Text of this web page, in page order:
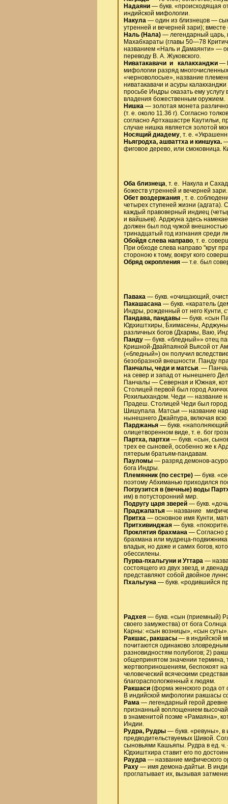
Надаяни— букв. «происходящая
индийской мифологии.
Накула— один из близнецов —
утренней и вечерней зари);
Наль (Нала)— легендарный царь,
Махабхараты (главы 50—78
названием «Наль и Дамаянти» —
переводу В. А. Жуковского.
Ниватакавачи и калакханджи—
мифологии разряд
«черноволосые», название
ниватакавачи и асуры
просьбе Индры оказать ему
владения божественным оружием.
Нишка— золотая монета
(т. е. около 11.36 г). Согласно
согласно Артхашастре Каутильи,
случае нишка является золотой
Носящий диадему, т. е.
Ньягродха, ашваттха и киншука.—
фиговое дерево, или смоковница.
Оба близнеца, т. е. Накула и
божеств утренней и вечерней зари.
Обет воздержания, т. е.
четырех ступеней жизни (адгата).
каждый правоверный индиец
и вайшьев). Арджуна здесь
должен был под чужой внешностью
тринадцатый год изгнания среди
Обойдя слева направо, т. е.
При обходе слева направо "круг
стороною к тому, вокруг кого
Обряд окропления— т.е. был
Павака— букв. «очищающий,
Пакашасана— букв. «каратель
Индры, рожденный от него Кунти,
Пандава, пандавы— букв. «сын
Юдхиштхиры, Бхимасены,
различных богов (Дхармы, Ваю,
Панду— букв. «бледный»» отец
Кришной-Двайпаяной Вьясой от
(«бледный») он получил
безобразной внешности. Панду
Панчалы, чеди и матсьи. —
на север и запад от нынешнего
Панчалы — Северная и Южная,
Столицей первой был город
Рохилькхандом. Чеди — название
Прадеш. Столицей Чеди был
Шишупала. Матсьи — название
нынешнего Джайпура, включая
Парджанья— букв. «наполняющий,
олицетворенном виде, т. е. бог
Партха, партхи— букв. «сын,
трех ее сыновей, особенно же к
пятерым братьям-пандавам.
Пауломы— разряд демонов-
бога Индры.
Племянник (по сестре)— букв.
поэтому Абхиманью приходился
Погрузится в (вечные) воды
им) в потусторонний мир.
Подругу царя зверей— букв.
Праджапатья— название
Притха— основное имя Кунти,
Притхивинджая— букв.
Проклятия брахмана— Согласно
брахмана или мудреца-
владык, но даже и самих богов,
обессилены.
Пурва-пхальгуни и Уттара —
состоящего из двух звезд, и
представляют собой двойное
Пхальгуна— букв. «родившийся
Радхея— букв. «сын (приемный)
своего замужества) от бога
Карны: «сын возницы», «сын суты».
Ракшас, ракшасы— в индийской
почитаются одинаково
разновидностям полубогов; 2)
общепринятом значении термина,
жертвоприношениям, беспокоят
человеческий всяческими
благораспологженный к людям.
Ракшаси(форма женского рода от
В индийской мифологии ракшасы
Рама— легендарный герой
признанный воплощением
в знаменитой поэме «Рамаяна»,
Индии.
Рудра, Рудры— букв. «ревуны», в
предводительствуемых Шивой.
сыновьями Кашьяпы. Рудра в ед.
Юдхиштхира ставит его по
Раудра— название мифического
Раху— имя демона-дайтьи. В
проглатывает их, вызывая